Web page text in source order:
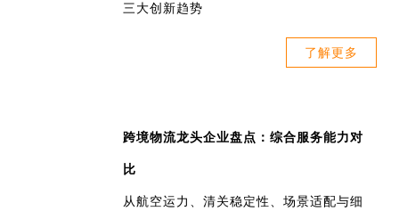
三大创新趋势
了解更多
跨境物流龙头企业盘点：综合服务能力对
比
从航空运力、清关稳定性、场景适配与细